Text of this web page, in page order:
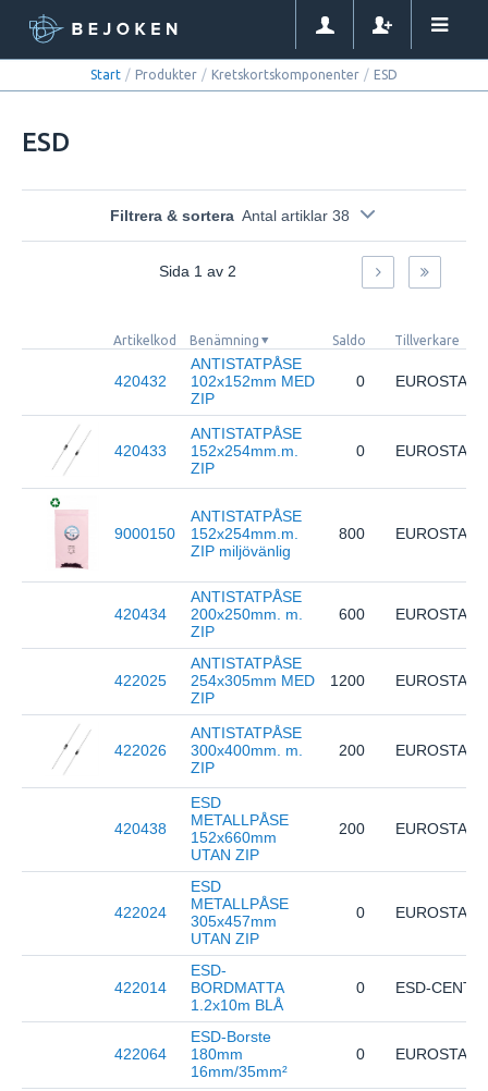
Start / Produkter / Kretskortskomponenter / ESD
ESD
Filtrera & sortera Antal artiklar 38
Sida 1 av 2
Artikelkod Benämning Saldo Tillverkare
420432
ANTISTATPÅSE
102x152mm MED
ZIP
0 EUROSTAT
420433
ANTISTATPÅSE
152x254mm.m.
ZIP
0 EUROSTAT
9000150
ANTISTATPÅSE
152x254mm.m.
ZIP miljövänlig
800 EUROSTAT
420434
ANTISTATPÅSE
200x250mm. m.
ZIP
600 EUROSTAT
422025
ANTISTATPÅSE
254x305mm MED
ZIP
1200 EUROSTAT
422026
ANTISTATPÅSE
300x400mm. m.
ZIP
200 EUROSTAT
420438
ESD
METALLPÅSE
152x660mm
UTAN ZIP
200 EUROSTAT
422024
ESD
METALLPÅSE
305x457mm
UTAN ZIP
0 EUROSTAT
422014
ESD-
BORDMATTA
1.2x10m BLÅ
0 ESD-
422064
ESD-Borste
180mm
16mm/35mm²
0 EUROSTAT